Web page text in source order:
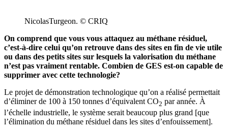
NicolasTurgeon. © CRIQ
On comprend que vous vous attaquez au méthane résiduel,
c’est-à-dire celui qu’on retrouve dans des sites en fin de vie utile
ou dans des petits sites sur lesquels la valorisation du méthane
n’est pas vraiment rentable. Combien de GES est-on capable de
supprimer avec cette technologie?
Le projet de démonstration technologique qu’on a réalisé permettait
d’éliminer de 100 à 150 tonnes d’équivalent CO2 par année. À
l’échelle industrielle, le système serait beaucoup plus grand [que
l’élimination du méthane résiduel dans les sites d’enfouissement].